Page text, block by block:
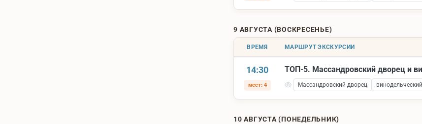
9 АВГУСТА (ВОСКРЕСЕНЬЕ)
ВРЕМЯ МАРШРУТ ЭКСКУРСИИ
14:30
мест: 4
ТОП-5. Массандровский дворец и
Массандровский дворец
10 АВГУСТА (ПОНЕДЕЛЬНИК)